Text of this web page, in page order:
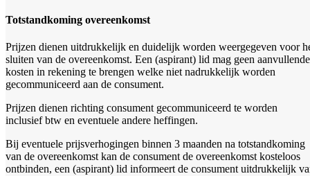
Totstandkoming overeenkomst
Prijzen dienen uitdrukkelijk en duidelijk worden weergegeven voor
sluiten van de overeenkomst. Een (aspirant) lid mag geen aanvullende
kosten in rekening te brengen welke niet nadrukkelijk worden
gecommuniceerd aan de consument.
Prijzen dienen richting consument gecommuniceerd te worden
inclusief btw en eventuele andere heffingen.
Bij eventuele prijsverhogingen binnen 3 maanden na totstandkoming
van de overeenkomst kan de consument de overeenkomst kosteloos
ontbinden, een (aspirant) lid informeert de consument uitdrukkelijk